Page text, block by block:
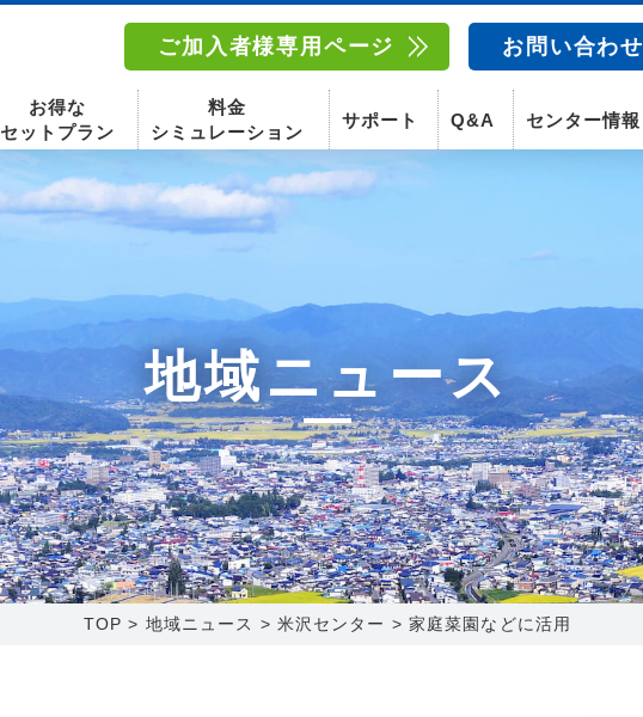
〒992-0044
山形県米沢市春日四丁目2-75
0238-24-2525
営業時間 9:00～18:00
〒960-8252
福島県福島市御山字一本松17-1-1
0120-173-577
営業時間 9:15～18:00
ご加入者様専用ページ お問い合わせ
スマホ 固定電話
スマホ
お得な
セットプラン
料金
シミュレーション
サポート Q&A センター情報
〒960-8252
福島県福島市御山字一本松17-1-1
0120-173-577
営業時間 9:15～18:00
番組情報
〒041-0801
北海道函館市桔梗町379-31
0138-34-2525
営業時間 9:00～18:00
番組情報
地域ニュース
TOP > 地域ニュース > 米沢センター > 家庭菜園などに活用